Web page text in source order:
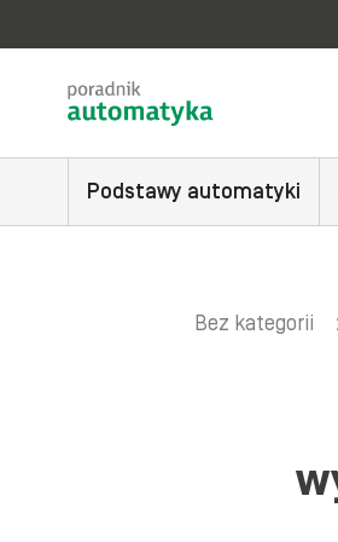
Podstawy automatyki
Bez kategorii